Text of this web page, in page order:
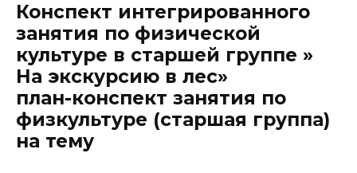
Конспект интегрированного
занятия по физической
культуре в старшей группе »
На экскурсию в лес»
план-конспект занятия по
физкультуре (старшая группа)
на тему